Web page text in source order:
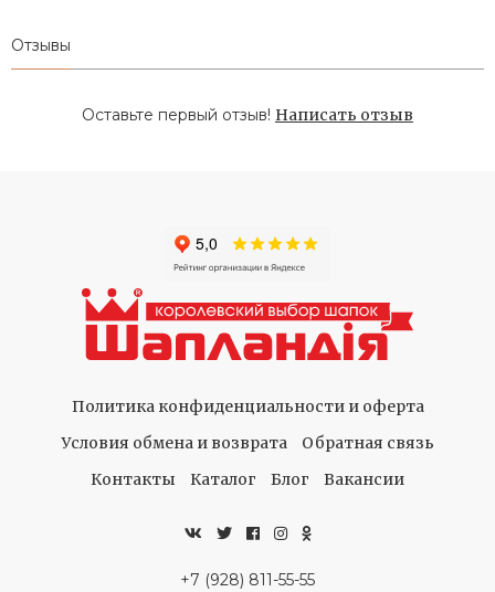
Отзывы
Оставьте первый отзыв! Написать отзыв
Политика конфиденциальности и оферта
Условия обмена и возврата
Обратная связь
Контакты
Каталог Блог Вакансии
+7 (928) 811-55-55